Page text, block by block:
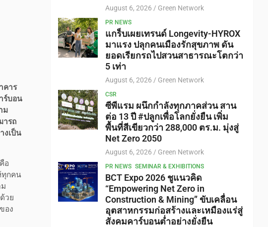
คาร
ร์บอน
ม
ารถ
งเป็น
อ
ทุกคน
วย
อง
August 6, 2026 Green Network
PR NEWS
แกร็บเผยเทรนด์ Longevity-HYROX
มาแรง ปลุกคนเมืองรักสุขภาพ ดัน
ยอดเรียกรถไปสวนสาธารณะโตกว่า
5 เท่า
August 6, 2026 Green Network
CSR
ซีพีแรม ผนึกกำลังทุกภาคส่วน สาน
ต่อ 13 ปี #ปลูกเพื่อโลกยั่งยืน เพิ่ม
พื้นที่สีเขียวกว่า 288,000 ตร.ม. มุ่งสู่
Net Zero 2050
August 6, 2026 Green Network
PR NEWS SEMINAR & EXHIBITIONS
BCT Expo 2026 ชูแนวคิด
“Empowering Net Zero in
Construction & Mining” ขับเคลื่อน
อุตสาหกรรมก่อสร้างและเหมืองแร่สู่
สังคมคาร์บอนต่ำอย่างยั่งยืน